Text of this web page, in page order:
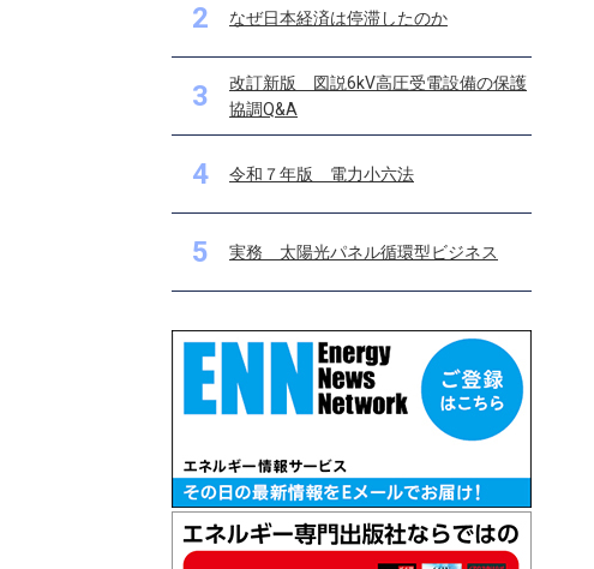
2 なぜ日本経済は停滞したのか
3
改訂新版 図説6kV高圧受電設備の保護
協調Q&A
4 令和７年版 電力小六法
5 実務 太陽光パネル循環型ビジネス